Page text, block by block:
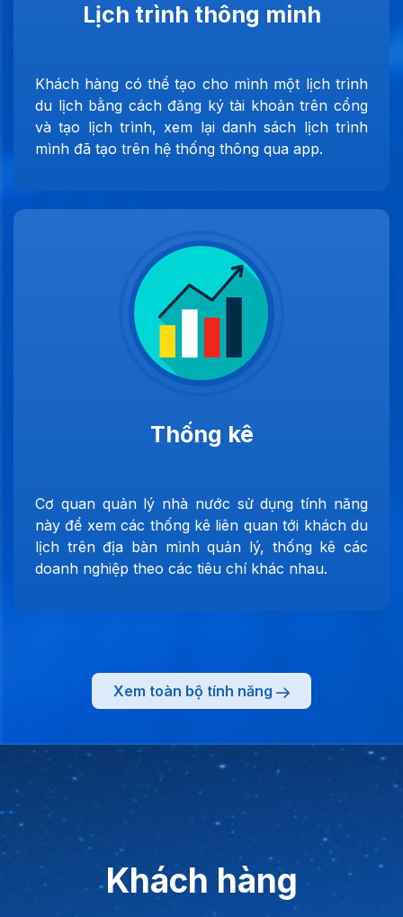
Lịch trình thông minh
Khách hàng có thể tạo cho mình một lịch trình
du lịch bằng cách đăng ký tài khoản trên cổng
và tạo lịch trình, xem lại danh sách lịch trình
mình đã tạo trên hệ thống thông qua app.
Thống kê
Cơ quan quản lý nhà nước sử dụng tính năng
này để xem các thống kê liên quan tới khách du
lịch trên địa bàn mình quản lý, thống kê các
doanh nghiệp theo các tiêu chí khác nhau.
Xem toàn bộ tính năng
Khách hàng